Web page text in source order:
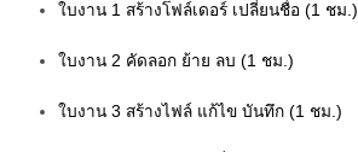
ใบงาน 1 สร้างโฟล์เดอร์ เปลี่ยนชื่อ (1 ชม.)
ใบงาน 2 คัดลอก ย้าย ลบ (1 ชม.)
ใบงาน 3 สร้างไฟล์ แก้ไข บันทึก (1 ชม.)